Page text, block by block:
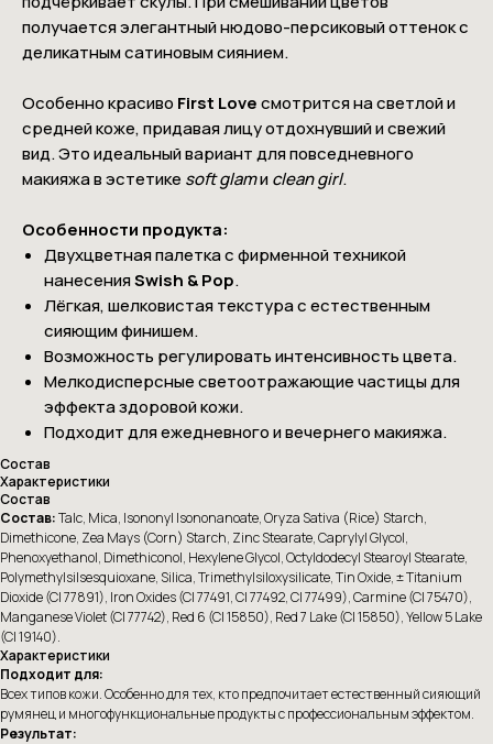
получается элегантный нюдово-персиковый оттенок с
деликатным сатиновым сиянием.
Особенно красиво First Loveсмотрится на светлой и
средней коже, придавая лицу отдохнувший и свежий
вид. Это идеальный вариант для повседневного
макияжа в эстетике soft glamиclean girl.
Особенности продукта:
Двухцветная палетка с фирменной техникой
нанесенияSwish & Pop.
Лёгкая, шелковистая текстура с естественным
сияющим финишем.
Возможность регулировать интенсивность цвета.
Мелкодисперсные светоотражающие частицы для
эффекта здоровой кожи.
Подходит для ежедневного и вечернего макияжа.
Состав
Характеристики
Состав
Состав:Talc, Mica, Isononyl Isononanoate, Oryza Sativa (Rice) Starch,
Dimethicone, Zea Mays (Corn) Starch, Zinc Stearate, Caprylyl Glycol,
Phenoxyethanol, Dimethiconol, Hexylene Glycol, Octyldodecyl Stearoyl Stearate,
Polymethylsilsesquioxane, Silica, Trimethylsiloxysilicate, Tin Oxide, ± Titanium
Dioxide (CI 77891), Iron Oxides (CI 77491, CI 77492, CI 77499), Carmine (CI 75470),
Manganese Violet (CI 77742), Red 6 (CI 15850), Red 7 Lake (CI 15850), Yellow 5 Lake
(CI 19140).
Характеристики
Подходит для:
Всех типов кожи. Особенно для тех, кто предпочитает естественный сияющий
румянец и многофункциональные продукты с профессиональным эффектом.
Результат: